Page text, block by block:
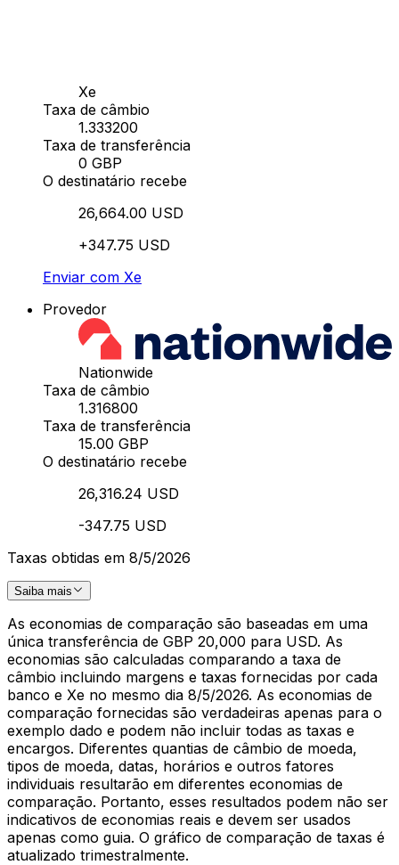
Xe
Taxa de câmbio
1.333200
Taxa de transferência
0 GBP
O destinatário recebe
26,664.00 USD
+347.75 USD
Enviar com Xe
Provedor
Nationwide
Taxa de câmbio
1.316800
Taxa de transferência
15.00 GBP
O destinatário recebe
26,316.24 USD
-347.75 USD
Taxas obtidas em 8/5/2026
Saiba mais
As economias de comparação são baseadas em uma
única transferência de GBP 20,000 para USD. As
economias são calculadas comparando a taxa de
câmbio incluindo margens e taxas fornecidas por cada
banco e Xe no mesmo dia 8/5/2026. As economias de
comparação fornecidas são verdadeiras apenas para o
exemplo dado e podem não incluir todas as taxas e
encargos. Diferentes quantias de câmbio de moeda,
tipos de moeda, datas, horários e outros fatores
individuais resultarão em diferentes economias de
comparação. Portanto, esses resultados podem não ser
indicativos de economias reais e devem ser usados
apenas como guia. O gráfico de comparação de taxas é
atualizado trimestralmente.